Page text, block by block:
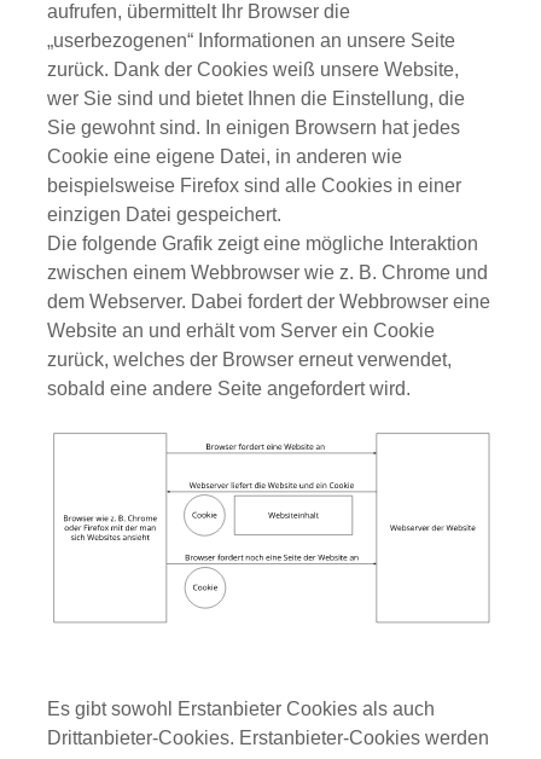
aufrufen, übermittelt Ihr Browser die
„userbezogenen“ Informationen an unsere Seite
zurück. Dank der Cookies weiß unsere Website,
wer Sie sind und bietet Ihnen die Einstellung, die
Sie gewohnt sind. In einigen Browsern hat jedes
Cookie eine eigene Datei, in anderen wie
beispielsweise Firefox sind alle Cookies in einer
einzigen Datei gespeichert.
Die folgende Grafik zeigt eine mögliche Interaktion
zwischen einem Webbrowser wie z. B. Chrome und
dem Webserver. Dabei fordert der Webbrowser eine
Website an und erhält vom Server ein Cookie
zurück, welches der Browser erneut verwendet,
sobald eine andere Seite angefordert wird.
Es gibt sowohl Erstanbieter Cookies als auch
Drittanbieter-Cookies. Erstanbieter-Cookies werden